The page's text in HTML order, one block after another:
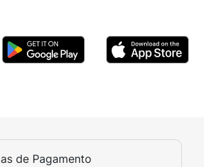
de Pagamento